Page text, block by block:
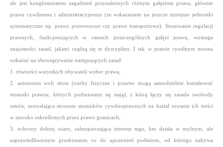
ale jest konglomeratem zagadnień przynależnych różnym gałęziom prawa, głównie
prawu cywilnemu i administracyjnemu (ze wskazaniem na jeszcze mniejsze jednostki
systematyczne np. prawo przewozowe czy prawo transportowe). Stosowanie regulacji
prawnych, funkcjonujących w ramach poszczególnych gałęzi prawa, wymaga
znajomości zasad, jakimi rządzą się te dyscypliny. I tak w prawie cywilnym można
wskazać na obowiązywanie następujących zasad:
1. równości wszystkich obywateli wobec prawa,
2. autonomii woli stron (osoby fizyczne i prawne mogą samodzielnie kształtować
stosunki prawne, których podmiotami się stają), z którą łączy się zasada swobody
umów, zezwalająca stronom stosunków cywilnoprawnych na kształ towanie ich treści
w szeroko zakreślonych przez prawo granicach,
3. ochrony dobrej wiary, zabezpieczająca interesy tego, kto działa w mylnym, ale
usprawiedliwionym przekonaniu co do uprawnień podmiotu, od którego nabywa